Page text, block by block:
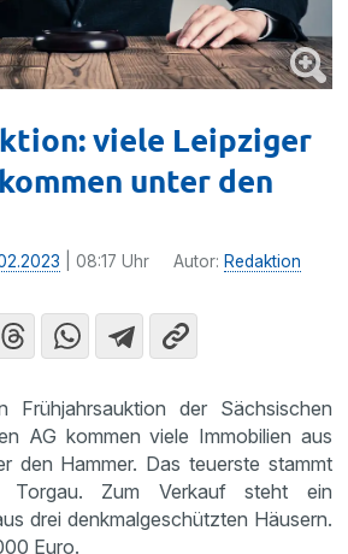
viele Leipziger
unter den
| 08:17 Uhr Autor: Redaktion
Frühjahrsauktion der Sächsischen
AG kommen viele Immobilien aus
den Hammer. Das teuerste stammt
Torgau. Zum Verkauf steht ein
drei denkmalgeschützten Häusern.
Euro.